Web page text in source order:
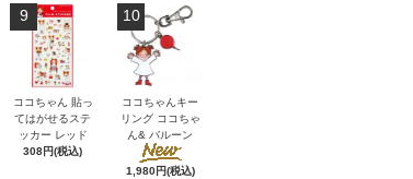
9
ココちゃん 貼っ
てはがせるステ
ッカー レッド
308円(税込)
10
ココちゃんキー
リング ココちゃ
ん& バルーン
1,980円(税込)